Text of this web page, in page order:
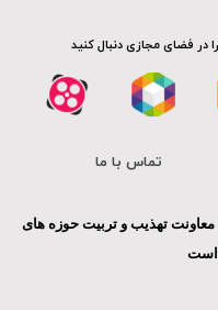
در فضای مجازی دنبال کنید
تماس با ما
تهذیب و تربیت حوزه های
است